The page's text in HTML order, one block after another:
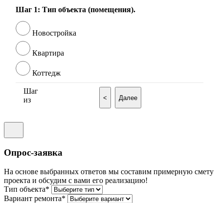
Шаг 1: Тип объекта (помещения).
Новостройка
Квартира
Коттедж
Шаг
из
< Далее
Опрос-заявка
На основе выбранных ответов мы составим примерную смету
проекта и обсудим с вами его реализацию!
Тип объекта*
Вариант ремонта*